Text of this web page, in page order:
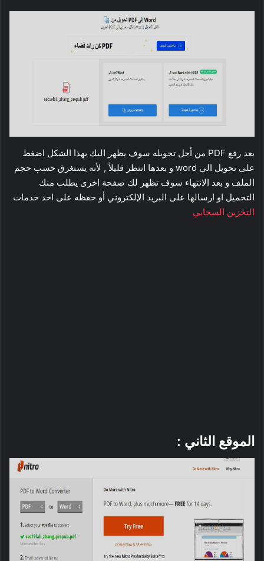
بعد رفع PDF من أجل تحويله سوف يظهر اليك بهذا الشكل اضغط
على تحويل الي word و بعدها انتظر قليلاً , لأنه يستغرق حسب حجم
الملف و بعد الانتهاء سوف تظهر لك صفحة اخرى يطلب منك
التحميل او ارسالها على البريد الإلكتروني أو حفظه على احد خدمات
التخزين السحابي
الموقع الثاني :